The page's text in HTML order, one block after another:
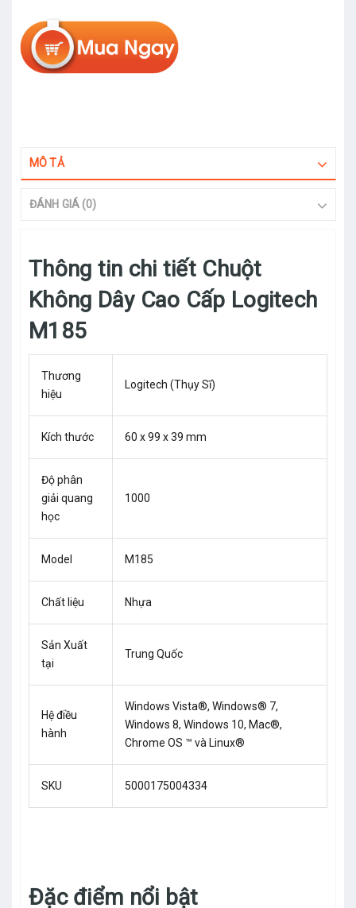
MÔ TẢ
ĐÁNH GIÁ (0)
Thông tin chi tiết Chuột
Không Dây Cao Cấp Logitech
M185
Thương
hiệu
Logitech (Thụy Sĩ)
Kích thước 60 x 99 x 39 mm
Độ phân
giải quang
học
1000
Model M185
Chất liệu Nhựa
Sản Xuất
tại
Trung Quốc
Hệ điều
hành
Windows Vista®, Windows® 7,
Windows 8, Windows 10, Mac®,
Chrome OS ™ và Linux®
SKU 5000175004334
Đặc điểm nổi bật